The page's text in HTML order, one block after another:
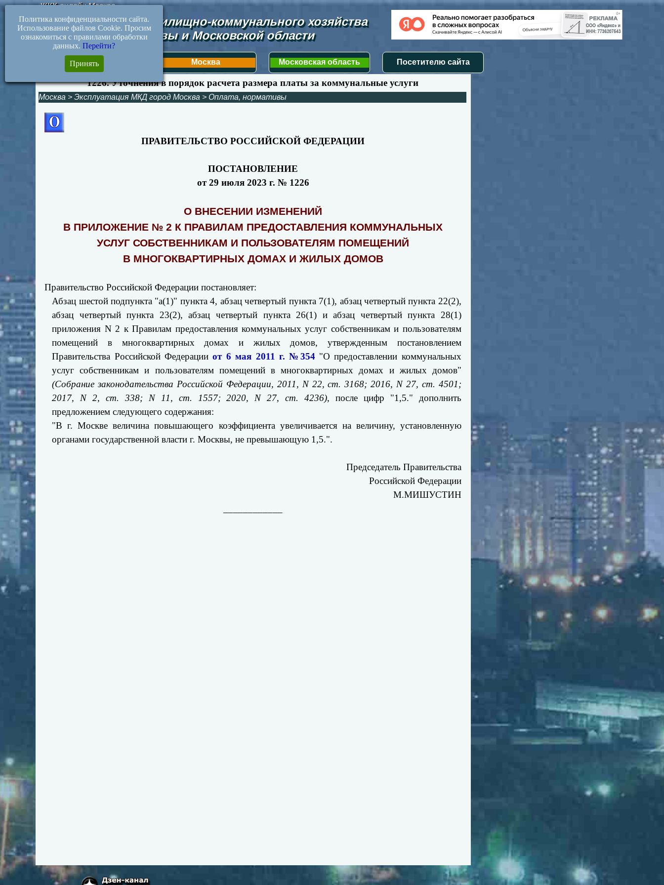
Первая Москва Московская область Посетителю сайта
Документы жилищно-коммунального хозяйства
Москвы и Московской области
ЖКХ-онлайн.Москва
1226. Уточнения в порядок расчета размера платы за коммунальные услуги
Москва >Эксплуатация МКД город Москва > Оплата, нормативы
ПРАВИТЕЛЬСТВО РОССИЙСКОЙ ФЕДЕРАЦИИ
ПОСТАНОВЛЕНИЕ
от 29 июля 2023 г. № 1226
О ВНЕСЕНИИ ИЗМЕНЕНИЙ
В ПРИЛОЖЕНИЕ № 2 К ПРАВИЛАМ ПРЕДОСТАВЛЕНИЯ КОММУНАЛЬНЫХ
УСЛУГ СОБСТВЕННИКАМ И ПОЛЬЗОВАТЕЛЯМ ПОМЕЩЕНИЙ
В МНОГОКВАРТИРНЫХ ДОМАХ И ЖИЛЫХ ДОМОВ
Правительство Российской Федерации постановляет:
Абзац шестой подпункта "а(1)" пункта 4, абзац четвертый пункта 7(1), абзац четвертый пункта 22(2),
абзац четвертый пункта 23(2), абзац четвертый пункта 26(1) и абзац четвертый пункта 28(1)
приложения N 2 к Правилам предоставления коммунальных услуг собственникам и пользователям
помещений в многоквартирных домах и жилых домов, утвержденным постановлением
Правительства Российской Федерацииот 6 мая 2011 г. №354"О предоставлении коммунальных
услуг собственникам и пользователям помещений в многоквартирных домах и жилых домов"
(Собрание законодательства Российской Федерации, 2011, N 22, ст. 3168; 2016, N 27, ст. 4501;
2017, N 2, ст. 338; N 11, ст. 1557; 2020, N 27, ст. 4236), после цифр "1,5." дополнить
предложением следующего содержания:
"В г. Москве величина повышающего коэффициента увеличивается на величину, установленную
органами государственной власти г. Москвы, не превышающую 1,5.".
Председатель Правительства
Российской Федерации
М.МИШУСТИН
Политика конфиденциальности сайта.
Использование файлов Cookie. Просим
ознакомиться с правилами обработки
данных. Перейти?
Принять